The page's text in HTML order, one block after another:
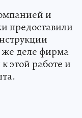
и
предоставили
деле фирма
этой работе и